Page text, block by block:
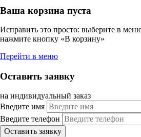
Ваша корзина пуста
Исправить это просто: выберите в
нажмите кнопку «В корзину»
Перейти в меню
Оставить заявку
на индивидуальный заказ
Введите имя
Введите телефон
Оставить заявку